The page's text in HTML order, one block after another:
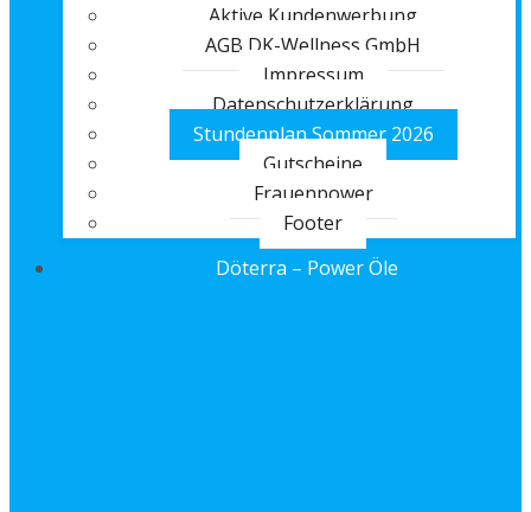
Aktive Kundenwerbung
AGB DK-Wellness GmbH
Impressum
Datenschutzerklärung
Stundenplan Sommer 2026
Gutscheine
Frauenpower
Footer
Döterra – Power Öle